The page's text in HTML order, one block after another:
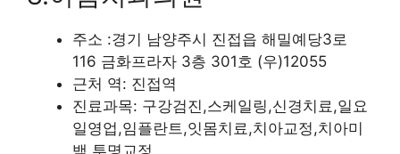
주소 :경기 남양주시 진접읍 해밀예당3로
116 금화프라자 3층 301호 (우)12055
근처 역: 진접역
진료과목: 구강검진,스케일링,신경치료,일요
일영업,임플란트,잇몸치료,치아교정,치아미
백,투명교정